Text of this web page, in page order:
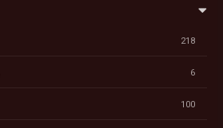
218
6
100